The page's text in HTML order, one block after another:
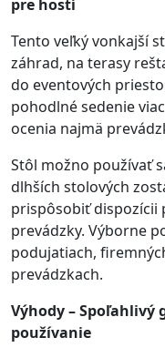
pre hostí
Tento veľký vonkajší
záhrad, na terasy
do eventových
pohodlné sedenie
ocenia najmä
Stôl možno používať
dlhších stolových
prispôsobiť dispozícii
prevádzky. Výborne
podujatiach,
prevádzkach.
Výhody –
používanie